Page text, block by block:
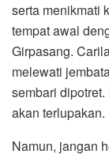
serta menikmati
tempat awal
Girpasang.
melewati
sembari
akan terlupakan.
Namun, jangan